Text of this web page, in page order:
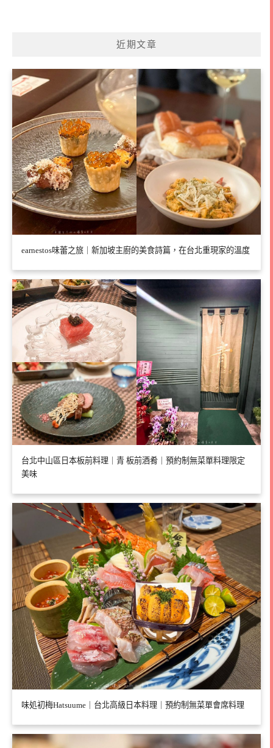
近期文章
earnestos味蕾之旅｜新加坡主廚的美食詩篇，在台北重現家的溫度
台北中山區日本板前料理｜青 板前酒肴｜預約制無菜單料理限定
美味
味処初梅Hatsuume｜台北高級日本料理｜預約制無菜單會席料理